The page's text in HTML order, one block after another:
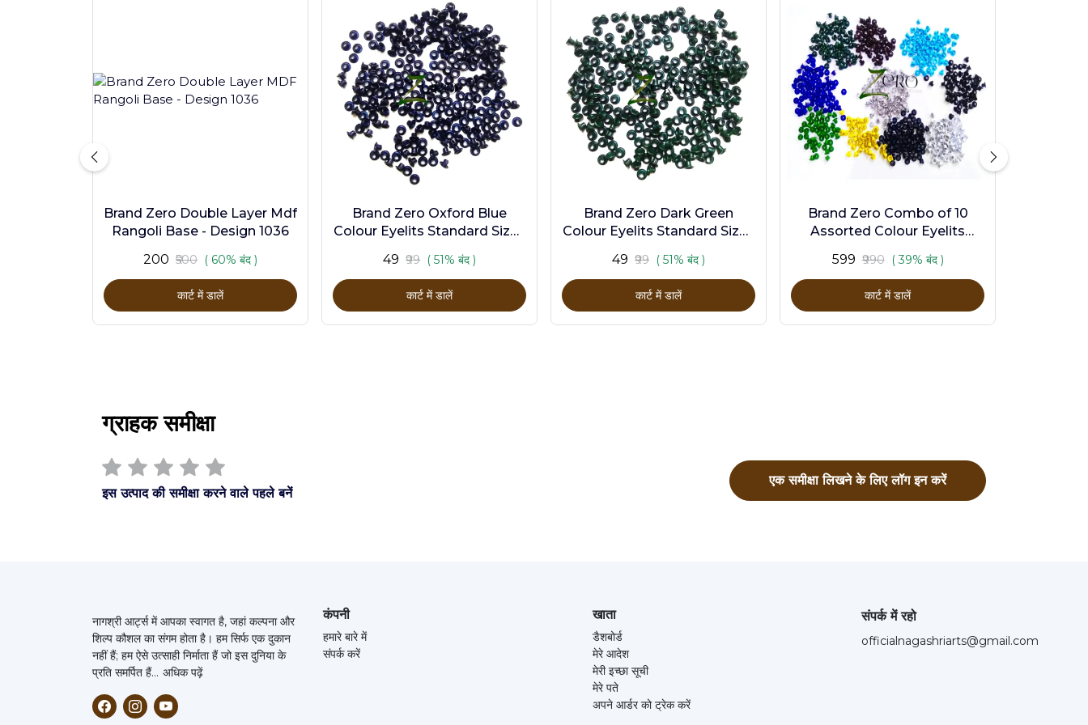
Brand Zero Double Layer Mdf
Rangoli Base - Design 1036
₹200 ₹500 ( 60% बंद )
कार्ट में डालें
Brand Zero Oxford Blue
Colour Eyelits Standard Size -
₹49 ₹99 ( 51% बंद )
कार्ट में डालें
Brand Zero Dark Green
Colour Eyelits Standard Size -
₹49 ₹99 ( 51% बंद )
कार्ट में डालें
Brand Zero Combo of 10
Assorted Colour Eyelits
Pcs
₹599 ₹990 ( 39% बंद )
कार्ट में डालें
ग्राहक समीक्षा
इस उत्पाद की समीक्षा करने वाले पहले बनें
एक समीक्षा लिखने के लिए लॉग इन करें
नागश्री आर्ट्स में आपका स्वागत है, जहां कल्पना और
शिल्प कौशल का संगम होता है। हम सिर्फ एक दुकान
नहीं हैं; हम ऐसे उत्साही निर्माता हैं जो इस दुनिया के
प्रति समर्पित हैं... अधिक पढ़ें
कंपनी
हमारे बारे में
संपर्क करें
खाता
डैशबोर्ड
मेरे आदेश
मेरी इच्छा सूची
मेरे पते
अपने आर्डर को ट्रेक करें
संपर्क में रहो
officialnagashriarts@gmail.com